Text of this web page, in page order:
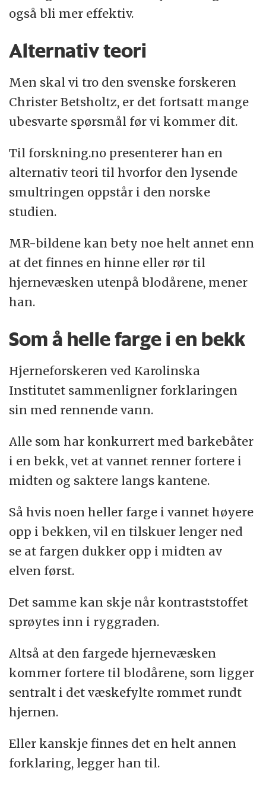
også bli mer effektiv.
Alternativ teori
Men skal vi tro den svenske forskeren
Christer Betsholtz, er det fortsatt mange
ubesvarte spørsmål før vi kommer dit.
Til forskning.no presenterer han en
alternativ teori til hvorfor den lysende
smultringen oppstår i den norske
studien.
MR-bildene kan bety noe helt annet enn
at det finnes en hinne eller rør til
hjernevæsken utenpå blodårene, mener
han.
Som å helle farge i en bekk
Hjerneforskeren ved Karolinska
Institutet sammenligner forklaringen
sin med rennende vann.
Alle som har konkurrert med barkebåter
i en bekk, vet at vannet renner fortere i
midten og saktere langs kantene.
Så hvis noen heller farge i vannet høyere
opp i bekken, vil en tilskuer lenger ned
se at fargen dukker opp i midten av
elven først.
Det samme kan skje når kontraststoffet
sprøytes inn i ryggraden.
Altså at den fargede hjernevæsken
kommer fortere til blodårene, som ligger
sentralt i det væskefylte rommet rundt
hjernen.
Eller kanskje finnes det en helt annen
forklaring, legger han til.